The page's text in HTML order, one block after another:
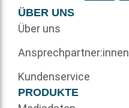
ÜBER UNS
Über uns
Ansprechpartner:innen
Kundenservice
PRODUKTE